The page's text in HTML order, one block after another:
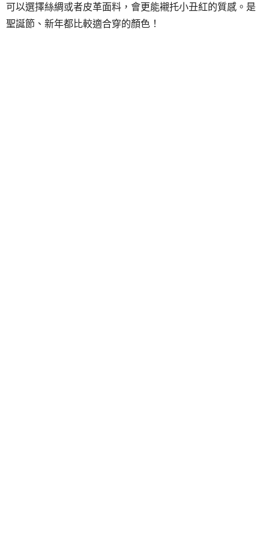
可以選擇絲綢或者皮革面料，會更能襯托小丑紅的質感。是
聖誕節、新年都比較適合穿的顏色！